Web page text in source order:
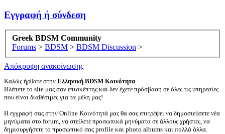
Εγγραφή ή σύνδεση
Greek BDSM Community
Forums > BDSM > BDSM Discussion >
Απόκρυψη ανακοίνωσης
Καλώς ήρθατε στην Ελληνική BDSM Κοινότητα.
Βλέπετε το site μας σαν επισκέπτης και δεν έχετε πρόσβαση σε όλες τις υπηρεσίες
που είναι διαθέσιμες για τα μέλη μας!
Η εγγραφή σας στην Online Κοινότητά μας θα σας επιτρέψει να δημοσιεύσετε νέα
μηνύματα στο forum, να στείλετε προσωπικά μηνύματα σε άλλους χρήστες, να
δημιουργήσετε το προσωπικό σας profile και photo albums και πολλά άλλα.